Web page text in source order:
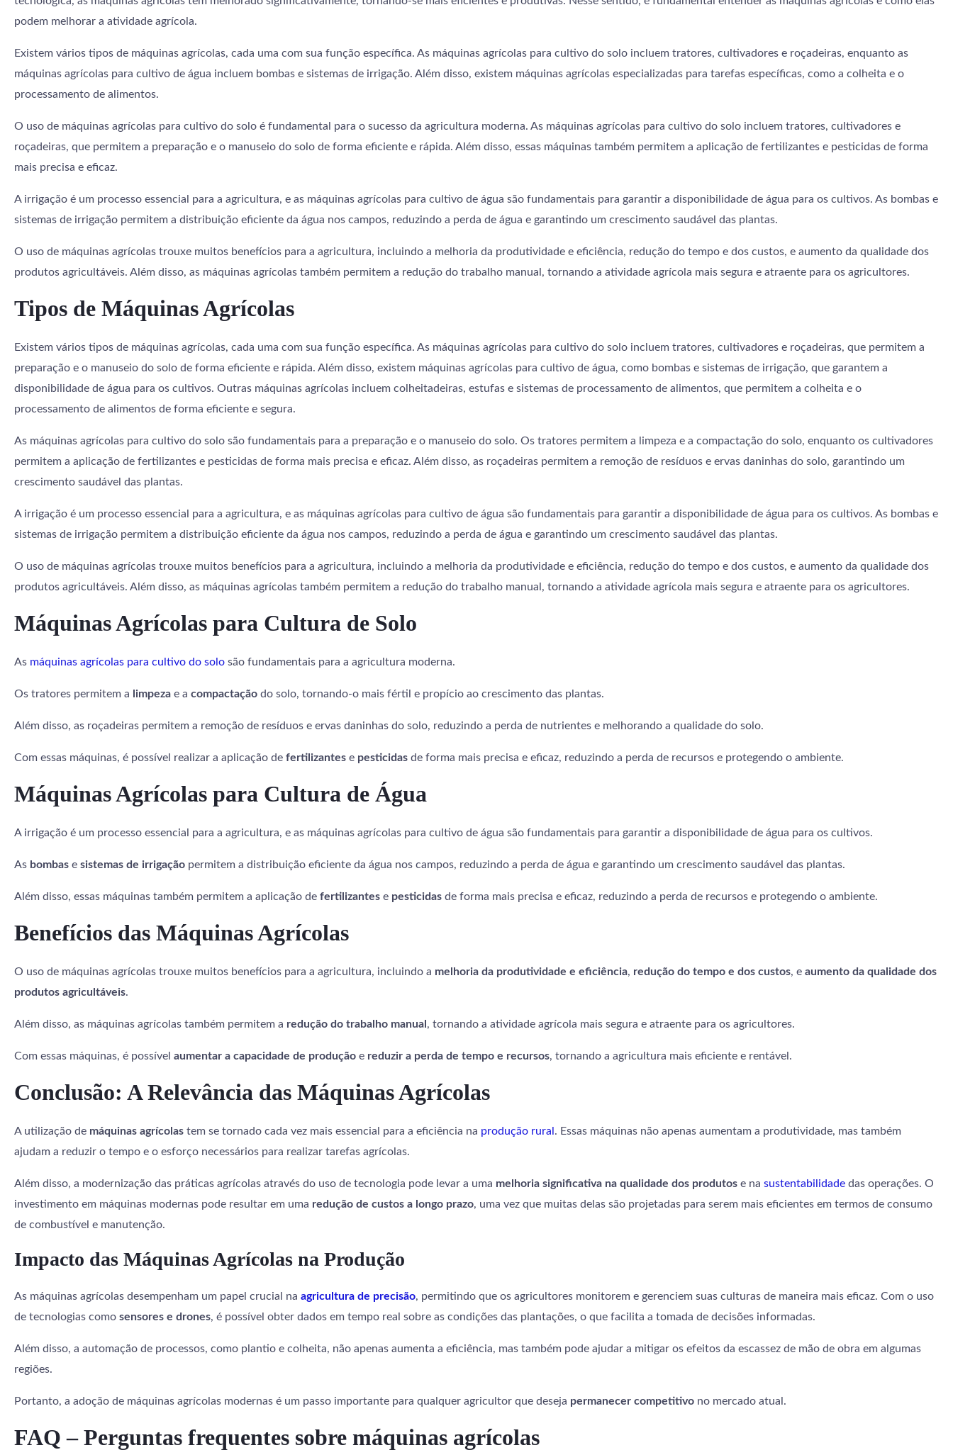
podem melhorar a atividade agrícola.
Existem vários tipos de máquinas agrícolas, cada uma com sua função específica. As máquinas agrícolas para cultivo do solo incluem tratores, cultivadores e roçadeiras, enquanto as
máquinas agrícolas para cultivo de água incluem bombas e sistemas de irrigação. Além disso, existem máquinas agrícolas especializadas para tarefas específicas, como a colheita e o
processamento de alimentos.
O uso de máquinas agrícolas para cultivo do solo é fundamental para o sucesso da agricultura moderna. As máquinas agrícolas para cultivo do solo incluem tratores, cultivadores e
roçadeiras, que permitem a preparação e o manuseio do solo de forma eficiente e rápida. Além disso, essas máquinas também permitem a aplicação de fertilizantes e pesticidas de forma
mais precisa e eficaz.
A irrigação é um processo essencial para a agricultura, e as máquinas agrícolas para cultivo de água são fundamentais para garantir a disponibilidade de água para os cultivos. As bombas e
sistemas de irrigação permitem a distribuição eficiente da água nos campos, reduzindo a perda de água e garantindo um crescimento saudável das plantas.
O uso de máquinas agrícolas trouxe muitos benefícios para a agricultura, incluindo a melhoria da produtividade e eficiência, redução do tempo e dos custos, e aumento da qualidade dos
produtos agricultáveis. Além disso, as máquinas agrícolas também permitem a redução do trabalho manual, tornando a atividade agrícola mais segura e atraente para os agricultores.
Tipos de Máquinas Agrícolas
Existem vários tipos de máquinas agrícolas, cada uma com sua função específica. As máquinas agrícolas para cultivo do solo incluem tratores, cultivadores e roçadeiras, que permitem a
preparação e o manuseio do solo de forma eficiente e rápida. Além disso, existem máquinas agrícolas para cultivo de água, como bombas e sistemas de irrigação, que garantem a
disponibilidade de água para os cultivos. Outras máquinas agrícolas incluem colheitadeiras, estufas e sistemas de processamento de alimentos, que permitem a colheita e o
processamento de alimentos de forma eficiente e segura.
As máquinas agrícolas para cultivo do solo são fundamentais para a preparação e o manuseio do solo. Os tratores permitem a limpeza e a compactação do solo, enquanto os cultivadores
permitem a aplicação de fertilizantes e pesticidas de forma mais precisa e eficaz. Além disso, as roçadeiras permitem a remoção de resíduos e ervas daninhas do solo, garantindo um
crescimento saudável das plantas.
A irrigação é um processo essencial para a agricultura, e as máquinas agrícolas para cultivo de água são fundamentais para garantir a disponibilidade de água para os cultivos. As bombas e
sistemas de irrigação permitem a distribuição eficiente da água nos campos, reduzindo a perda de água e garantindo um crescimento saudável das plantas.
O uso de máquinas agrícolas trouxe muitos benefícios para a agricultura, incluindo a melhoria da produtividade e eficiência, redução do tempo e dos custos, e aumento da qualidade dos
produtos agricultáveis. Além disso, as máquinas agrícolas também permitem a redução do trabalho manual, tornando a atividade agrícola mais segura e atraente para os agricultores.
Máquinas Agrícolas para Cultura de Solo
As máquinas agrícolas para cultivo do solo são fundamentais para a agricultura moderna.
Os tratores permitem a limpeza e a compactação do solo, tornando-o mais fértil e propício ao crescimento das plantas.
Além disso, as roçadeiras permitem a remoção de resíduos e ervas daninhas do solo, reduzindo a perda de nutrientes e melhorando a qualidade do solo.
Com essas máquinas, é possível realizar a aplicação de fertilizantes e pesticidas de forma mais precisa e eficaz, reduzindo a perda de recursos e protegendo o ambiente.
Máquinas Agrícolas para Cultura de Água
A irrigação é um processo essencial para a agricultura, e as máquinas agrícolas para cultivo de água são fundamentais para garantir a disponibilidade de água para os cultivos.
As bombas e sistemas de irrigação permitem a distribuição eficiente da água nos campos, reduzindo a perda de água e garantindo um crescimento saudável das plantas.
Além disso, essas máquinas também permitem a aplicação de fertilizantes e pesticidas de forma mais precisa e eficaz, reduzindo a perda de recursos e protegendo o ambiente.
Benefícios das Máquinas Agrícolas
O uso de máquinas agrícolas trouxe muitos benefícios para a agricultura, incluindo a melhoria da produtividade e eficiência, redução do tempo e dos custos, e aumento da qualidade dos
produtos agricultáveis.
Além disso, as máquinas agrícolas também permitem a redução do trabalho manual , tornando a atividade agrícola mais segura e atraente para os agricultores.
Com essas máquinas, é possível aumentar a capacidade de produção e reduzir a perda de tempo e recursos, tornando a agricultura mais eficiente e rentável.
Conclusão: A Relevância das Máquinas Agrícolas
A utilização de máquinas agrícolas tem se tornado cada vez mais essencial para a eficiência na produção rural . Essas máquinas não apenas aumentam a produtividade, mas também
ajudam a reduzir o tempo e o esforço necessários para realizar tarefas agrícolas.
Além disso, a modernização das práticas agrícolas através do uso de tecnologia pode levar a uma melhoria significativa na qualidade dos produtos e na sustentabilidade das operações. O
investimento em máquinas modernas pode resultar em uma redução de custos a longo prazo, uma vez que muitas delas são projetadas para serem mais eficientes em termos de consumo
de combustível e manutenção.
Impacto das Máquinas Agrícolas na Produção
As máquinas agrícolas desempenham um papel crucial na agricultura de precisão, permitindo que os agricultores monitorem e gerenciem suas culturas de maneira mais eficaz. Com o uso
de tecnologias como sensores e drones, é possível obter dados em tempo real sobre as condições das plantações, o que facilita a tomada de decisões informadas.
Além disso, a automação de processos, como plantio e colheita, não apenas aumenta a eficiência, mas também pode ajudar a mitigar os efeitos da escassez de mão de obra em algumas
regiões.
Portanto, a adoção de máquinas agrícolas modernas é um passo importante para qualquer agricultor que deseja permanecer competitivo no mercado atual.
FAQ – Perguntas frequentes sobre máquinas agrícolas